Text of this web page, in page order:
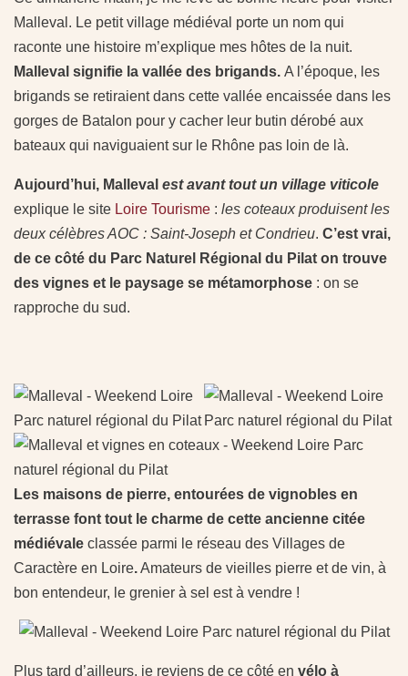
Malleval. Le petit village médiéval porte un nom qui
raconte une histoire m’explique mes hôtes de la nuit.
Malleval signifie la vallée des brigands. A l’époque, les
brigands se retiraient dans cette vallée encaissée dans les
gorges de Batalon pour y cacher leur butin dérobé aux
bateaux qui naviguaient sur le Rhône pas loin de là.
Aujourd’hui, Malleval est avant tout un village viticole
explique le site Loire Tourisme : les coteaux produisent les
deux célèbres AOC : Saint-Joseph et Condrieu. C’est vrai,
de ce côté du Parc Naturel Régional du Pilat on trouve
des vignes et le paysage se métamorphose : on se
rapproche du sud.
Les maisons de pierre, entourées de vignobles en
terrasse font tout le charme de cette ancienne citée
médiévale classée parmi le réseau des Villages de
Caractère en Loire.Amateurs de vieilles pierre et de vin, à
bon entendeur, le grenier à sel est à vendre !
Plus tard d’ailleurs, je reviens de ce côté en vélo à